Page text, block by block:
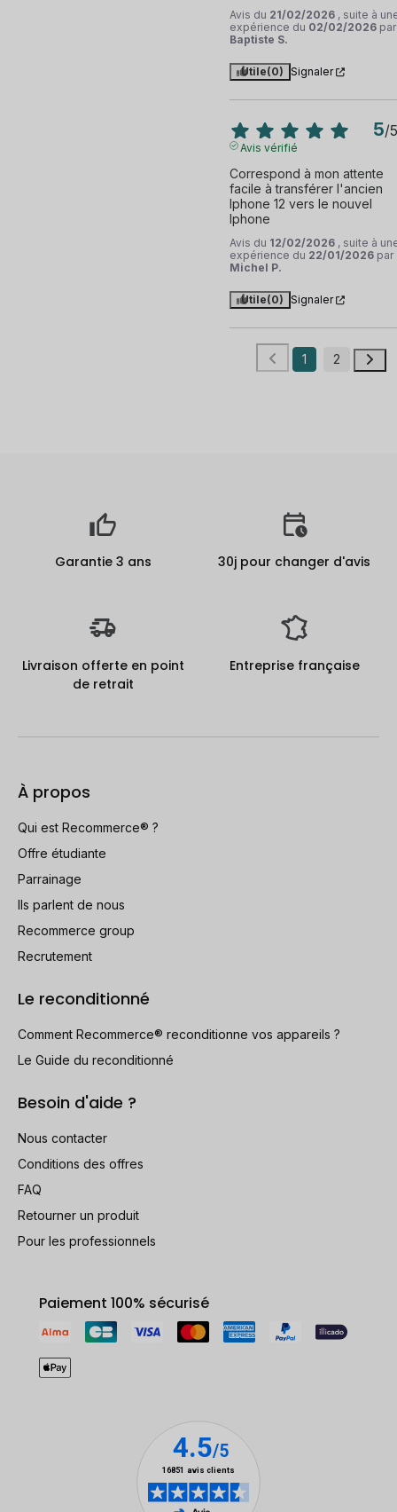
Avis du 21/02/2026 , suite à
expérience du 02/02/2026 par
Baptiste S.
Utile(0) Signaler
5/5
Avis vérifié
Correspond à mon attente
facile à transférer l'ancien
Iphone 12 vers le nouvel
Iphone
Avis du 12/02/2026 , suite à
expérience du 22/01/2026 par
Michel P.
Utile(0) Signaler
1 2
Garantie 3 ans 30j pour changer d'avis
Livraison offerte en point
de retrait
Entreprise française
À propos
Qui est Recommerce® ?
Offre étudiante
Parrainage
Ils parlent de nous
Recommerce group
Recrutement
Le reconditionné
Comment Recommerce® reconditionne vos appareils ?
Le Guide du reconditionné
Besoin d'aide ?
Nous contacter
Conditions des offres
FAQ
Retourner un produit
Pour les professionnels
Paiement 100% sécurisé